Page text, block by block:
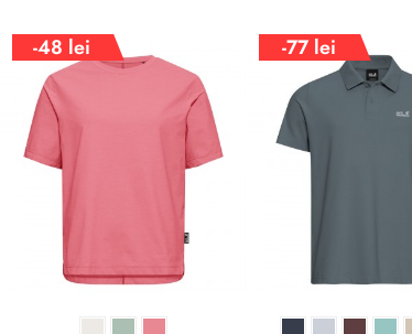
-48 lei -77 lei